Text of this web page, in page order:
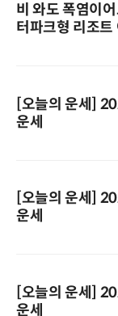
비 와도 폭염이
터파크형 리조트
[오늘의 운세]
운세
[오늘의 운세]
운세
[오늘의 운세]
운세